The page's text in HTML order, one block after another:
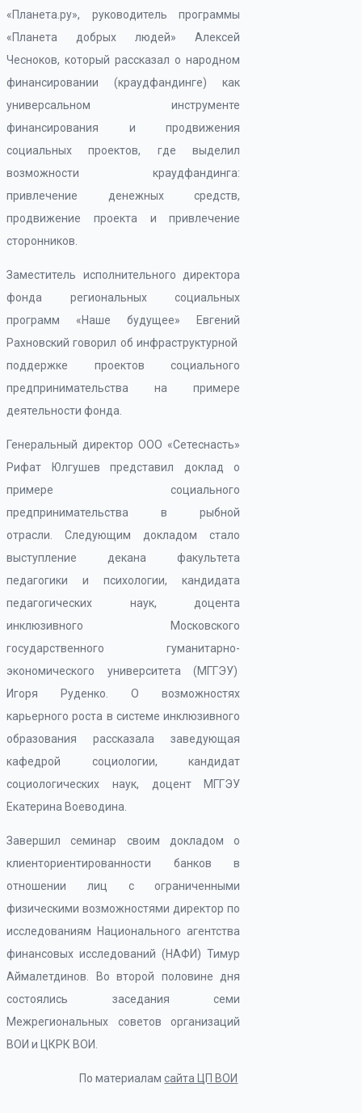
«Планета.ру», руководитель программы
«Планета добрых людей» Алексей
Чесноков, который рассказал о народном
финансировании (краудфандинге) как
универсальном инструменте
финансирования и продвижения
социальных проектов, где выделил
возможности краудфандинга:
привлечение денежных средств,
продвижение проекта и привлечение
сторонников.
Заместитель исполнительного директора
фонда региональных социальных
программ «Наше будущее» Евгений
Рахновский говорил об инфраструктурной
поддержке проектов социального
предпринимательства на примере
деятельности фонда.
Генеральный директор ООО «Сетеснасть»
Рифат Юлгушев представил доклад о
примере социального
предпринимательства в рыбной
отрасли. Следующим докладом стало
выступление декана факультета
педагогики и психологии, кандидата
педагогических наук, доцента
инклюзивного Московского
государственного гуманитарно-
экономического университета (МГГЭУ)
Игоря Руденко. О возможностях
карьерного роста в системе инклюзивного
образования рассказала заведующая
кафедрой социологии, кандидат
социологических наук, доцент МГГЭУ
Екатерина Воеводина.
Завершил семинар своим докладом о
клиенториентированности банков в
отношении лиц с ограниченными
физическими возможностями директор по
исследованиям Национального агентства
финансовых исследований (НАФИ) Тимур
Аймалетдинов. Во второй половине дня
состоялись заседания семи
Межрегиональных советов организаций
ВОИ и ЦКРК ВОИ.
По материаламсайта ЦП ВОИ